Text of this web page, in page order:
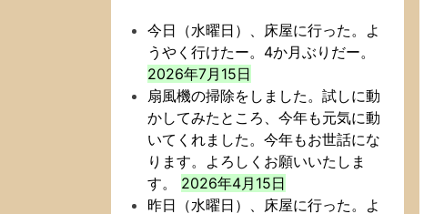
今日（水曜日）、床屋に行った。よ
うやく行けたー。4か月ぶりだー。
2026年7月15日
扇風機の掃除をしました。試しに動
かしてみたところ、今年も元気に動
いてくれました。今年もお世話にな
ります。よろしくお願いいたしま
す。
2026年4月15日
昨日（水曜日）、床屋に行った。よ